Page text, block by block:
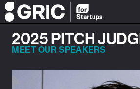
2025 PITCH
MEET OUR SPEAKERS